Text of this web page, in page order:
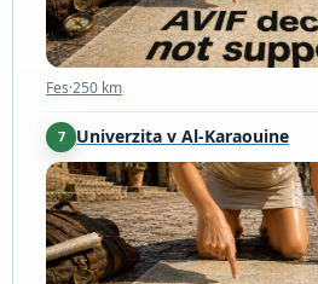
Fes·250 km
7 Univerzita v Al-Karaouine
Fes·250 km